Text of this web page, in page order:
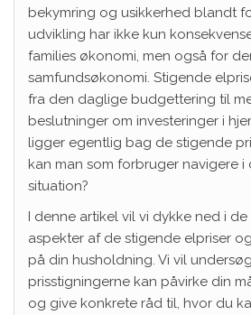
bekymring og usikkerhed blandt
udvikling har ikke kun
families økonomi, men også for
samfundsøkonomi. Stigende
fra den daglige budgettering til
beslutninger om investeringer i
ligger egentlig bag de stigende
kan man som forbruger navigere
situation?
I denne artikel vil vi dykke ned i
aspekter af de stigende elpriser
på din husholdning. Vi vil
prisstigningerne kan påvirke din
og give konkrete råd til, hvor du